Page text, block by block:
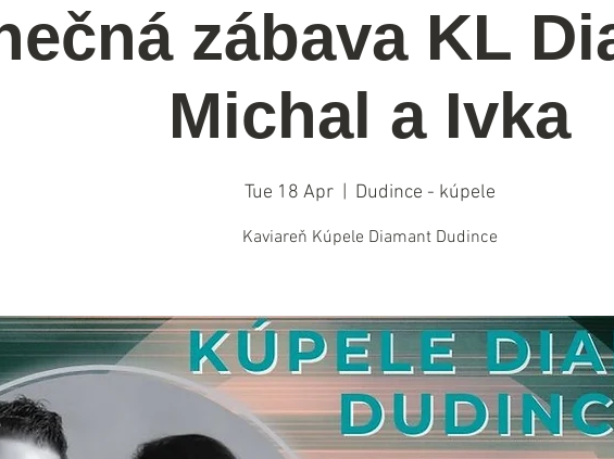
zábava KL
Michal a Ivka
Tue 18 Apr
  |
Dudince - kúpele
Kaviareň Kúpele Diamant Dudince